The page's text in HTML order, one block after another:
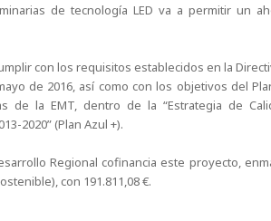
de tecnología LED va a permitir un
con los requisitos establecidos en la
de 2016, así como con los objetivos del
de la EMT, dentro de la “Estrategia de
2020” (Plan Azul +).
Regional cofinancia este proyecto,
con 191.811,08 €.